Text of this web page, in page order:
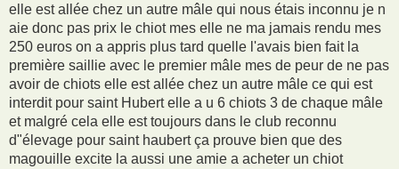
elle est allée chez un autre mâle qui nous étais inconnu je n
aie donc pas prix le chiot mes elle ne ma jamais rendu mes
250 euros on a appris plus tard quelle l'avais bien fait la
première saillie avec le premier mâle mes de peur de ne pas
avoir de chiots elle est allée chez un autre mâle ce qui est
interdit pour saint Hubert elle a u 6 chiots 3 de chaque mâle
et malgré cela elle est toujours dans le club reconnu
d"élevage pour saint haubert ça prouve bien que des
magouille excite la aussi une amie a acheter un chiot